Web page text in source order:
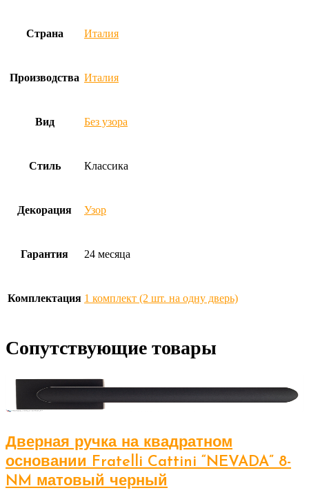
Страна Италия
Производства Италия
Вид Без узора
Стиль Классика
Декорация Узор
Гарантия 24 месяца
Комплектация 1 комплект (2 шт. на одну дверь)
Сопутствующие товары
Дверная ручка на квадратном
основании Fratelli Cattini “NEVADA” 8-
NM матовый черный